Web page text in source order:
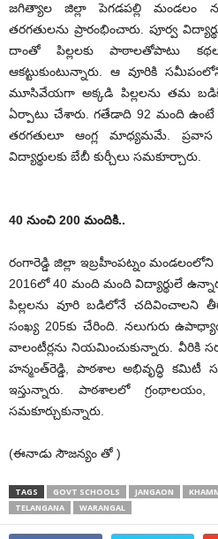
జగిత్యాల జిల్లా పెగడపల్లి మండలం
తరగతులను ప్రారంభించారు. పూర్వ
దాంతో పిల్లలకు పాఠాలతోపాటు
ఆకట్టుకుంటున్నారు. ఆ వూరికి
మూసివేయగా అక్కడి పిల్లలను తమ
ఏర్పాటు చేశారు. గతేడాది 92 మంది
తరగతులూ ఆంగ్ల మాధ్యమమే. ప్రవాస
విద్యార్థులకు బేబీ కుర్చీలు సమకూర్చారు.
40 నుంచి 200 మందికి..
రంగారెడ్డి జిల్లా ఇబ్రహీంపట్నం
2016లో 40 మంది మంది విద్యార్థులే
పిల్లలను వూరి బడిలోనే చదివించాలని
సంఖ్య 205కు చేరింది. నలుగురు
వాలంటీర్లను నియమించుకున్నారు. వీరికి
హన్మంత్‌రెడ్డి, పాఠశాల అభివృద్ధి కమిటీ
ఇస్తున్నారు. పాఠశాలలో గ్రంథాలయం,
సమకూర్చుకున్నారు.
(ఈనాడు సౌజన్యం తో )
TAGS GOVT SCHOOLS JANGAON
TELANGANA
WARANGAL